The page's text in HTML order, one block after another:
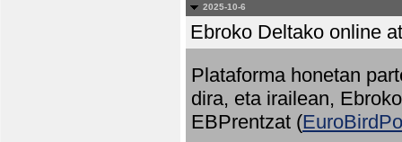
2025-10-6
Ebroko Deltako online
Plataforma honetan
dira, eta irailean,
EBPrentzat (